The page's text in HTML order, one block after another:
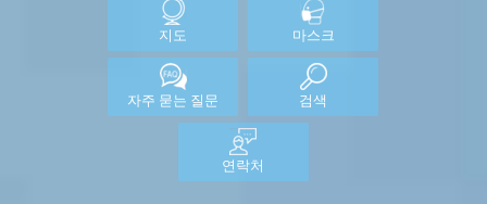
지도 마스크
자주 묻는 질문 검색
연락처